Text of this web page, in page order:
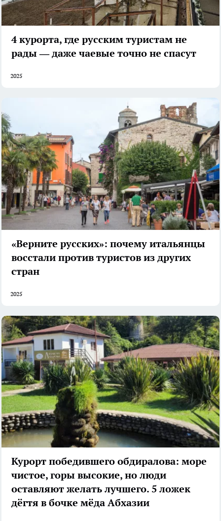
4 курорта, где русским туристам не
рады — даже чаевые точно не спасут
2025
«Верните русских»: почему итальянцы
восстали против туристов из других
стран
2025
Курорт победившего обдиралова: море
чистое, горы высокие, но люди
оставляют желать лучшего. 5 ложек
дёгтя в бочке мёда Абхазии